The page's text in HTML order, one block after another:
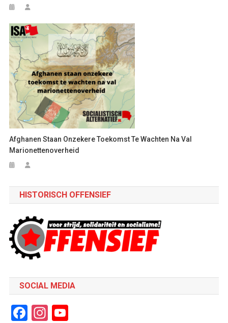
Afghanen Staan Onzekere Toekomst Te Wachten Na Val
Marionettenoverheid
HISTORISCH OFFENSIEF
SOCIAL MEDIA
Facebook
Instagram
YouTube